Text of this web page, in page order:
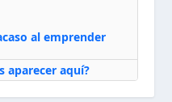
al emprender
aparecer aquí?